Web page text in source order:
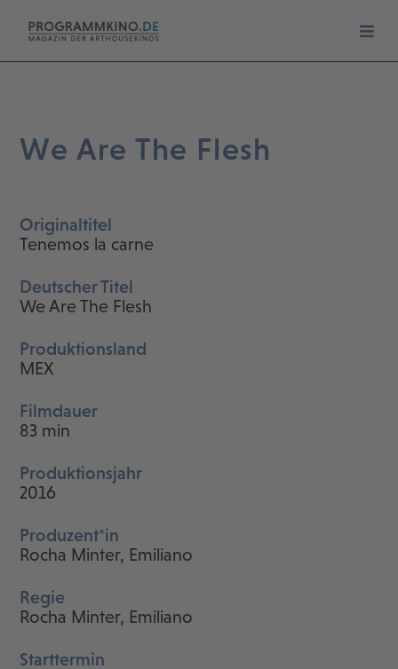
We Are The Flesh
Originaltitel
Tenemos la carne
Deutscher Titel
We Are The Flesh
Produktionsland
MEX
Filmdauer
83 min
Produktionsjahr
2016
Produzent*in
Rocha Minter, Emiliano
Regie
Rocha Minter, Emiliano
Starttermin